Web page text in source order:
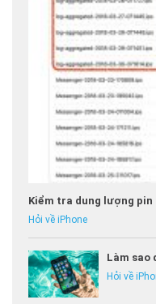
Kiểm tra dung lượng pin
Hỏi về iPhone
Làm sao
Hỏi về